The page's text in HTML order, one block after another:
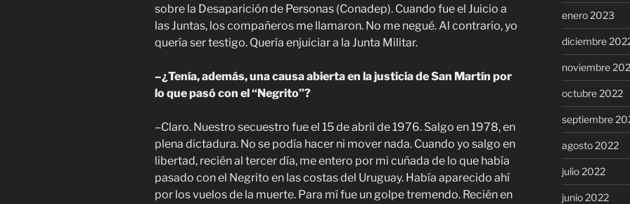
sobre la Desaparición de Personas (Conadep). Cuando fue el Juicio a
las Juntas, los compañeros me llamaron. No me negué. Al contrario, yo
quería ser testigo. Quería enjuiciar a la Junta Militar.
–¿Tenía, además, una causa abierta en la justicia de San Martín por
lo que pasó con el “Negrito”?
–Claro. Nuestro secuestro fue el 15 de abril de 1976. Salgo en 1978, en
plena dictadura. No se podía hacer ni mover nada. Cuando yo salgo en
libertad, recién al tercer día, me entero por mi cuñada de lo que había
pasado con el Negrito en las costas del Uruguay. Había aparecido ahí
por los vuelos de la muerte. Para mí fue un golpe tremendo. Recién en
enero 2023
diciembre
noviembre
octubre 2022
septiembre
agosto 2022
julio 2022
junio 2022